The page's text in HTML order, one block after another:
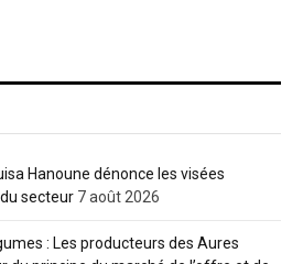
Hanoune dénonce les visées
secteur 7 août 2026
: Les producteurs des Aures